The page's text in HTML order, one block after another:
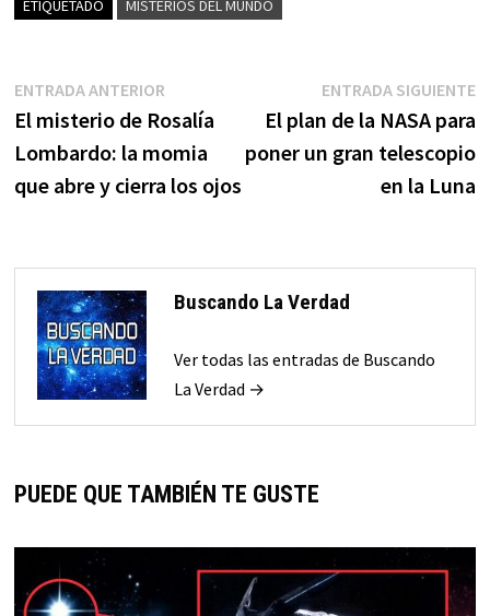
ETIQUETADO MISTERIOS DEL MUNDO
Navegación
de
entradas
ENTRADA ANTERIOREntrada
anterior:
El misterio de Rosalía
Lombardo: la momia
que abre y cierra los ojos
ENTRADA SIGUIENTE
El plan de la NASA para
poner un gran telescopio
en la Luna
Buscando La Verdad
Ver todas las entradas de Buscando
La Verdad →
PUEDE QUE TAMBIÉN TE GUSTE